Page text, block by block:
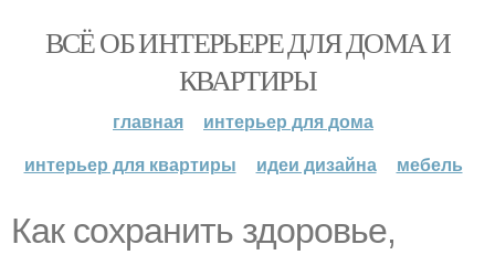
ВСЁ ОБ ИНТЕРЬЕРЕ ДЛЯ ДОМА И
КВАРТИРЫ
главная
интерьер для дома
интерьер для квартиры
идеи дизайна мебель
Как сохранить здоровье,